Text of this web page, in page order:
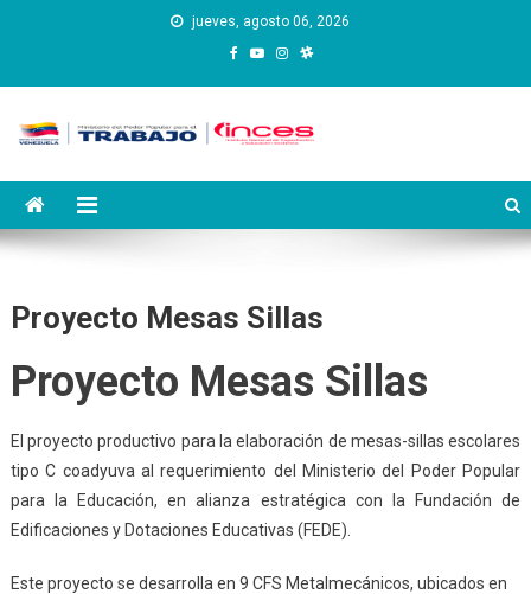
jueves, agosto 06, 2026
Instituto Nacional de
Capacitación y Educación
Proyecto Mesas Sillas
Proyecto Mesas Sillas
El proyecto productivo para la elaboración de mesas-sillas escolares
tipo C coadyuva al requerimiento del Ministerio del Poder Popular
para la Educación, en alianza estratégica con la Fundación de
Edificaciones y Dotaciones Educativas (FEDE).
Este proyecto se desarrolla en 9 CFS Metalmecánicos, ubicados en